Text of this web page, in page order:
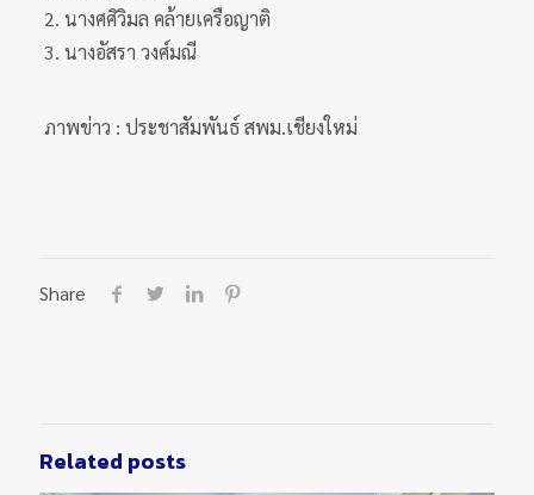
2. นางศศิวิมล คล้ายเครือญาติ
3. นางอัสรา วงศ์มณี
ภาพข่าว : ประชาสัมพันธ์ สพม.เชียงใหม่
Share
Related posts